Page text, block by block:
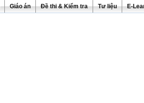
Giáo án Đề thi & Kiểm tra Tư liệu E-